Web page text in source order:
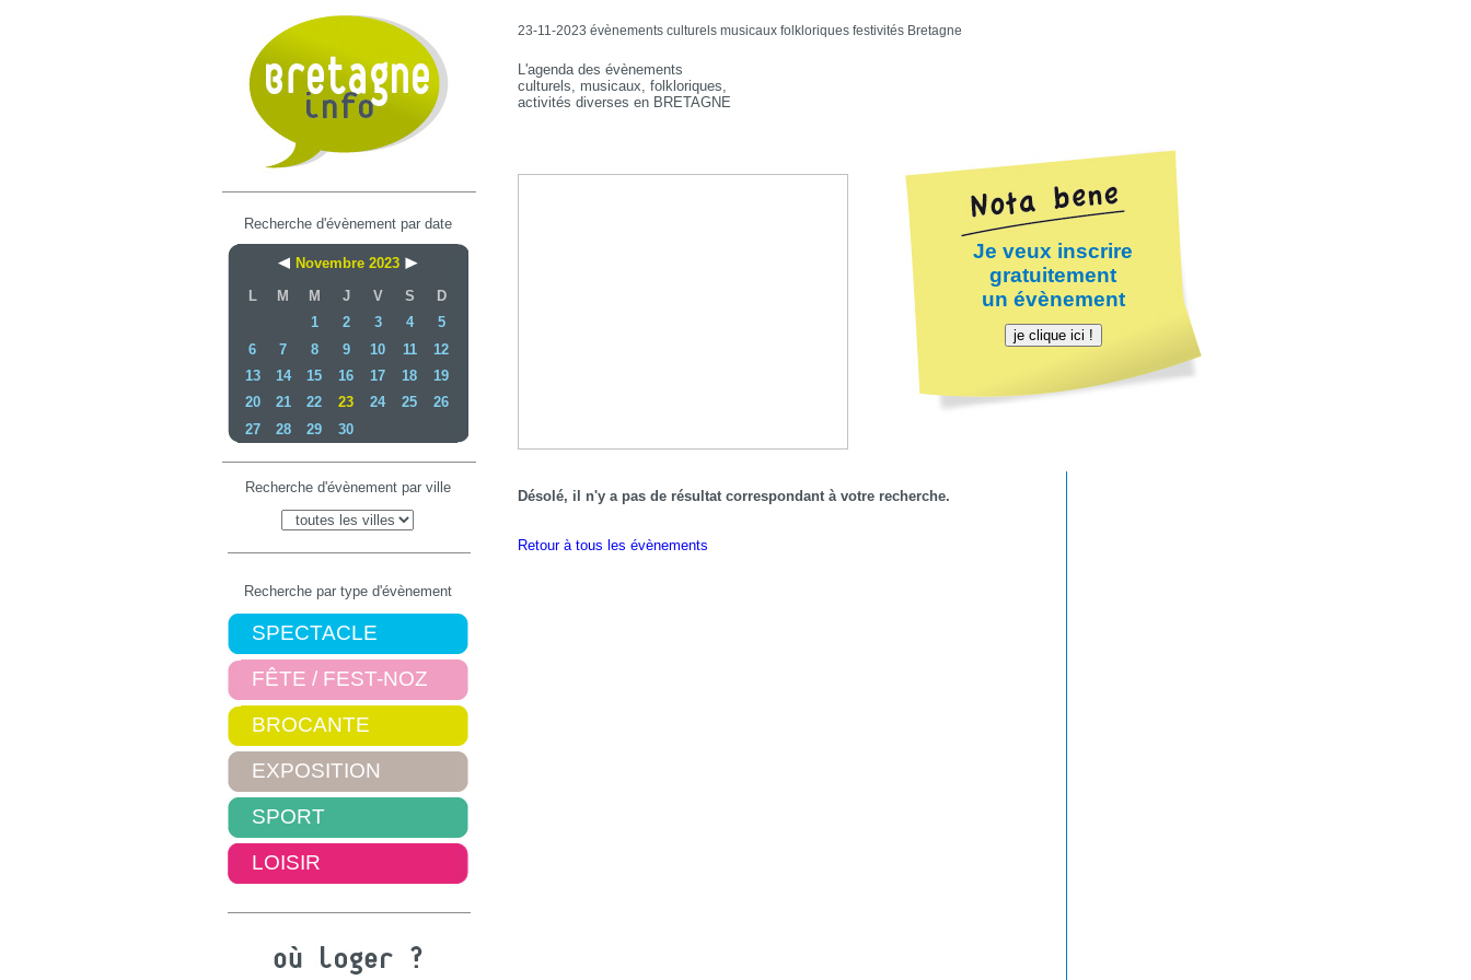
23-11-2023 évènements culturels musicaux folkloriques festivités Bretagne
L'agenda des évènements
culturels, musicaux, folkloriques,
activités diverses en BRETAGNE
Je veux inscrire
gratuitement
un évènement
Recherche d'évènement par date
Novembre 2023
L
M M J V S
D
1
2 3 4
5
6
7 8 9 10 11
12
13
14 15 16 17 18
19
20
21 22 23 24 25
26
27
28 29 30
Recherche d'évènement par ville
Recherche par type d'évènement
SPECTACLE
FÊTE / FEST-NOZ
BROCANTE
EXPOSITION
SPORT
LOISIR
Désolé, il n'y a pas de résultat correspondant à votre recherche.
Retour à tous les évènements